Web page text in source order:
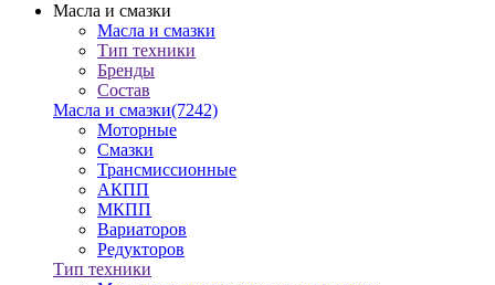
Масла и смазки
Масла и смазки
Тип техники
Бренды
Состав
Масла и смазки(7242)
Моторные
Смазки
Трансмиссионные
АКПП
МКПП
Вариаторов
Редукторов
Тип техники